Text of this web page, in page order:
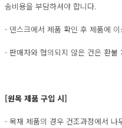
송비용을 부담하셔야 합니다.
- 덴스크에서 제품 확인 후 제품에
- 판매자와 협의되지 않은 건은 환불
[원목 제품 구입 시]
- 목재 제품의 경우 건조과정에서 나